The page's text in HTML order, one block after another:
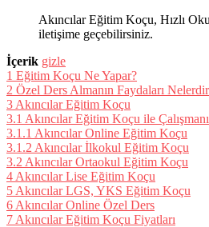
Akıncılar Eğitim Koçu, Hızlı
iletişime geçebilirsiniz.
İçerik gizle
1 Eğitim Koçu Ne Yapar?
2 Özel Ders Almanın Faydaları
3 Akıncılar Eğitim Koçu
3.1 Akıncılar Eğitim Koçu ile
3.1.1 Akıncılar Online Eğitim Koçu
3.1.2 Akıncılar İlkokul Eğitim Koçu
3.2 Akıncılar Ortaokul Eğitim Koçu
4 Akıncılar Lise Eğitim Koçu
5 Akıncılar LGS, YKS Eğitim Koçu
6 Akıncılar Online Özel Ders
7 Akıncılar Eğitim Koçu Fiyatları